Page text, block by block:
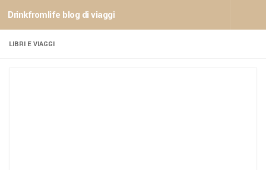
Sotto il contenuto
Drinkfromlife blog di viaggi
LIBRI E VIAGGI